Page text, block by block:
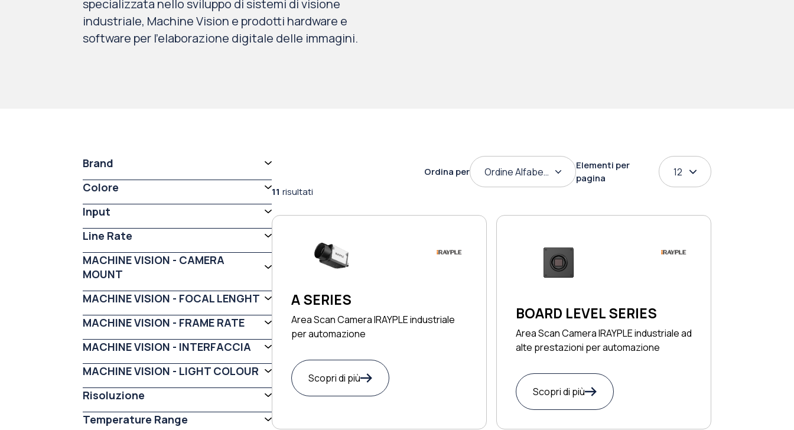
specializzata nello sviluppo di sistemi di visione
industriale, Machine Vision e prodotti hardware e
software per l’elaborazione digitale delle immagini.
Brand
Colore
Input
Line Rate
MACHINE VISION - CAMERA
MOUNT
MACHINE VISION - FOCAL LENGHT
MACHINE VISION - FRAME RATE
MACHINE VISION - INTERFACCIA
MACHINE VISION - LIGHT COLOUR
Risoluzione
Temperature Range
11 risultati
Ordina per Ordine Alfabetico
Elementi per
pagina
12
A SERIES
Area Scan Camera IRAYPLE industriale
per automazione
Scopri di più
BOARD LEVEL SERIES
Area Scan Camera IRAYPLE industriale ad
alte prestazioni per automazione
Scopri di più